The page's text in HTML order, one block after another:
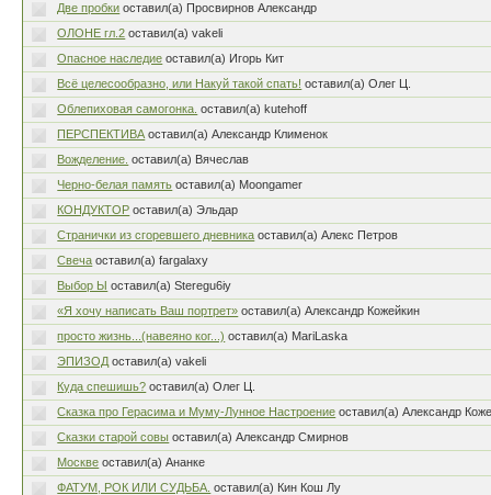
Две пробки оставил(а) Просвирнов Александр
ОЛОНЕ гл.2 оставил(а) vakeli
Опасное наследие оставил(а) Игорь Кит
Всё целесообразно, или Накуй такой спать! оставил(а) Олег Ц.
Облепиховая самогонка. оставил(а) kutehoff
ПЕРСПЕКТИВА оставил(а) Александр Клименок
Вожделение. оставил(а) Вячеслав
Черно-белая память оставил(а) Moongamer
КОНДУКТОР оставил(а) Эльдар
Странички из сгоревшего дневника оставил(а) Алекс Петров
Свеча оставил(а) fargalaxy
Выбор Ы оставил(а) Steregu6iy
«Я хочу написать Ваш портрет» оставил(а) Александр Кожейкин
просто жизнь...(навеяно ког...) оставил(а) MariLaska
ЭПИЗОД оставил(а) vakeli
Куда спешишь? оставил(а) Олег Ц.
Сказка про Герасима и Муму-Лунное Настроение оставил(а) Александр
Сказки старой совы оставил(а) Александр Смирнов
Москве оставил(а) Ананке
ФАТУМ, РОК ИЛИ СУДЬБА. оставил(а) Кин Кош Лу